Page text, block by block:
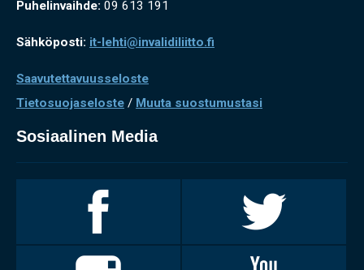
Puhelinvaihde: 09 613 191
Sähköposti: it-lehti@invalidiliitto.fi
Saavutettavuusseloste
Tietosuojaseloste / Muuta suostumustasi
Sosiaalinen Media
Facebookissa
Twitterissä
Invalidiliitto